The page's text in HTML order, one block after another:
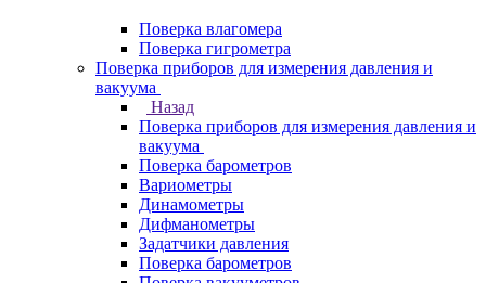
Поверка влагомера
Поверка гигрометра
Поверка приборов для измерения давления и
вакуума
Назад
Поверка приборов для измерения давления и
вакуума
Поверка барометров
Вариометры
Динамометры
Дифманометры
Задатчики давления
Поверка барометров